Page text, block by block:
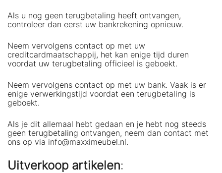
Als u nog geen terugbetaling heeft ontvangen,
controleer dan eerst uw bankrekening opnieuw.
Neem vervolgens contact op met uw
creditcardmaatschappij, het kan enige tijd duren
voordat uw terugbetaling officieel is geboekt.
Neem vervolgens contact op met uw bank. Vaak is er
enige verwerkingstijd voordat een terugbetaling is
geboekt.
Als je dit allemaal hebt gedaan en je hebt nog steeds
geen terugbetaling ontvangen, neem dan contact met
ons op via info@maxximeubel.nl.
Uitverkoop artikelen: